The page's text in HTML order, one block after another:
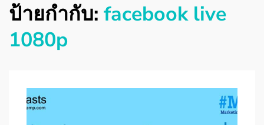
ป้ายกำกับ: facebook live
1080p